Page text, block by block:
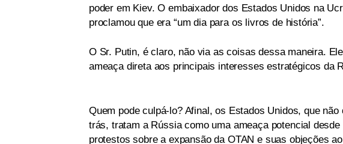
poder em Kiev. O embaixador dos Estados Unidos na
proclamou que era “um dia para os livros de história”.
O Sr. Putin, é claro, não via as coisas dessa maneira.
ameaça direta aos principais interesses estratégicos da
Quem pode culpá-lo? Afinal, os Estados Unidos, que
trás, tratam a Rússia como uma ameaça potencial
protestos sobre a expansão da OTAN e suas objeções